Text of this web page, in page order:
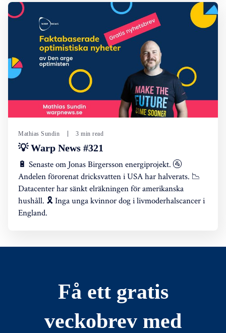
Mathias Sundin 3 min read
💡 Warp News #321
🔋 Senaste om Jonas Birgersson energiprojekt. 🚰
Andelen förorenat dricksvatten i USA har halverats. 📉
Datacenter har sänkt elräkningen för amerikanska
hushåll. 🎗️ Inga unga kvinnor dog i livmoderhalscancer i
England.
Få ett gratis
veckobrev med